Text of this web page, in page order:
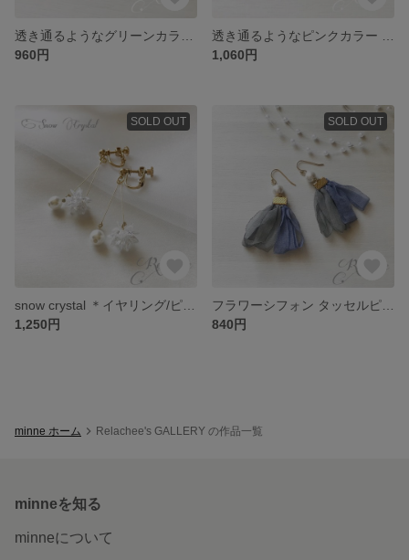
960円
1,060円
SOLD OUT
1,250円
SOLD OUT
840円
minne ホーム Relachee's GALLERY の作品一覧
minneを知る
minneについて